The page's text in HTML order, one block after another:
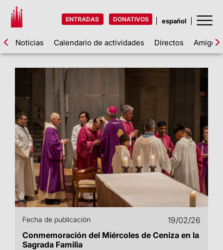
ENTRADAS DONATIVOS
Noticias Calendario de actividades Directos Amigos
Fecha de publicación
19/02/26
Conmemoración del Miércoles de Ceniza en la
Sagrada Familia